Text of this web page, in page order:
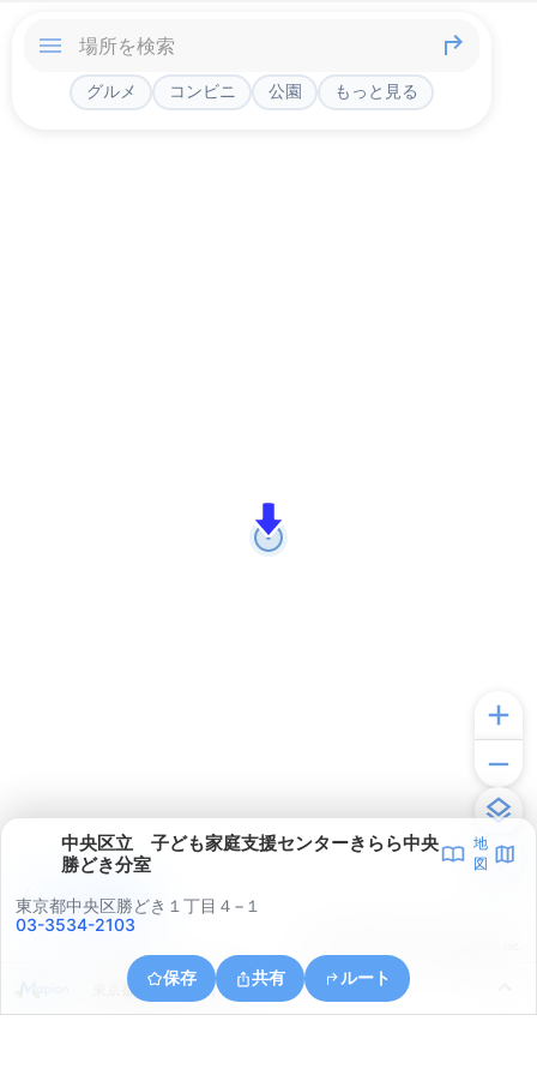
グルメ コンビニ 公園 もっと見る
中央区立 子ども家庭支援センターきらら中央
勝どき分室
地
図
東京都中央区勝どき１丁目４−１
03-3534-2103
保存 共有 ルート
東京都港区海岸２丁目７
アプリで見る